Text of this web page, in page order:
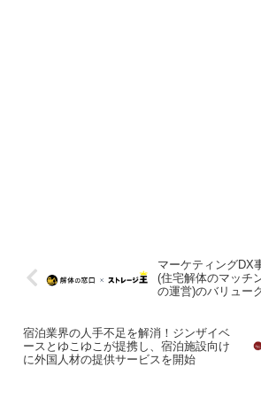
マーケティングDX
(住宅解体のマッチ
の運営)のバリュー
宿泊業界の人手不足を解消！ジンザイベ
ースとゆこゆこが提携し、宿泊施設向け
に外国人材の提供サービスを開始